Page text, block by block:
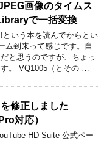
画像のタイムス
で一括変換
いう本を読んでからとい
ム到来って感じです。自
と思うのですが、ちょっ
。 VQ1005（とその …
修正しました
対応）
HD Suite 公式ペー